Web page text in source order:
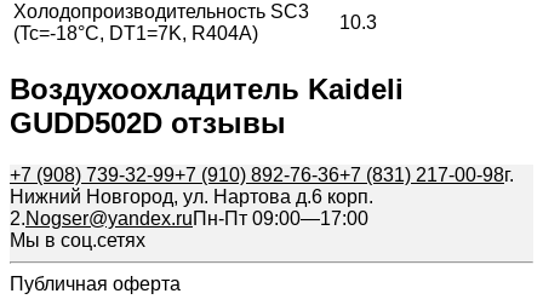
Холодопроизводительность SC3
(Tc=-18°C, DT1=7K, R404A)
10.3
Воздухоохладитель Kaideli
GUDD502D отзывы
+7 (908) 739-32-99+7 (910) 892-76-36+7 (831) 217-00-98г.
Нижний Новгород, ул. Нартова д.6 корп.
2.Nogser@yandex.ruПн-Пт 09:00—17:00
Мы в соц.сетях
Публичная оферта